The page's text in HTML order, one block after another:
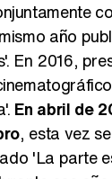
año
En 2016,
En abril de
, esta vez
'La parte